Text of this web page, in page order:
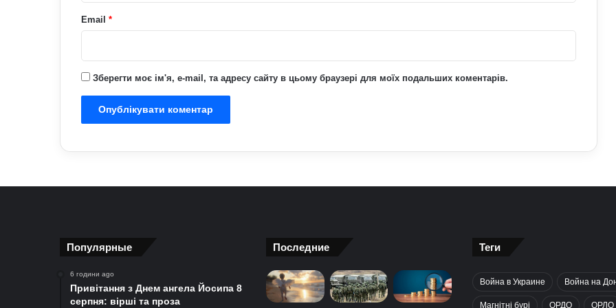
Email *
Зберегти моє ім'я, e-mail, та адресу сайту в цьому браузері для моїх подальших коментарів.
Популярные
6 години ago
Привітання з Днем ангела Йосипа 8
серпня: вірші та проза
Последние Теги
Война в Украине Война на
Магнітні бурі ОРДО ОРЛО